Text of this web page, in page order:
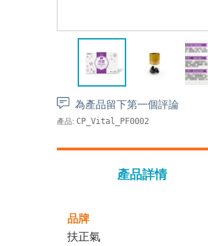
為產品留下第一個評論
產品: CP_Vital_PF0002
產品詳情
品牌
扶正氣